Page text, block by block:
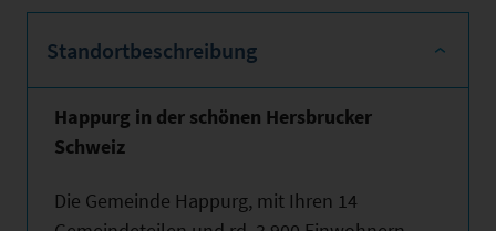
Standortbeschreibung
Happurg in der schönen Hersbrucker
Schweiz
Die Gemeinde Happurg, mit Ihren 14